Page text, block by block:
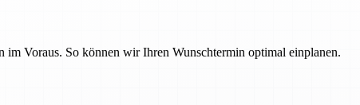
Voraus. So können wir Ihren Wunschtermin optimal einplanen.